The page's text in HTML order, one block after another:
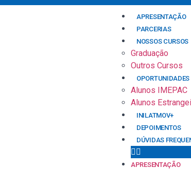
APRESENTAÇÃO
PARCERIAS
NOSSOS CURSOS
Graduação
Outros Cursos
OPORTUNIDADES
Alunos IMEPAC
Alunos
INILATMOV+
DEPOIMENTOS
DÚVIDAS
APRESENTAÇÃO